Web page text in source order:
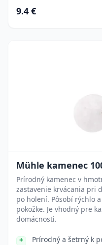
9.4 €
Mühle kamenec
Prírodný kamenec v
zastavenie krvácania pri
po holení. Pôsobí rýchlo
pokožke. Je vhodný pre
domácnosti.
Prírodný a šetrný k